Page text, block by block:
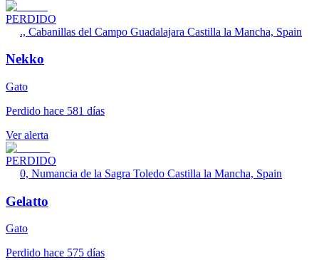
PERDIDO
., Cabanillas del Campo Guadalajara Castilla la Mancha, Spain
Nekko
Gato
Perdido hace 581 días
Ver alerta
PERDIDO
0, Numancia de la Sagra Toledo Castilla la Mancha, Spain
Gelatto
Gato
Perdido hace 575 días